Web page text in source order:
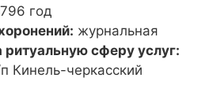
год
журнальная
ритуальную сферу услуг:
Кинель-черкасский